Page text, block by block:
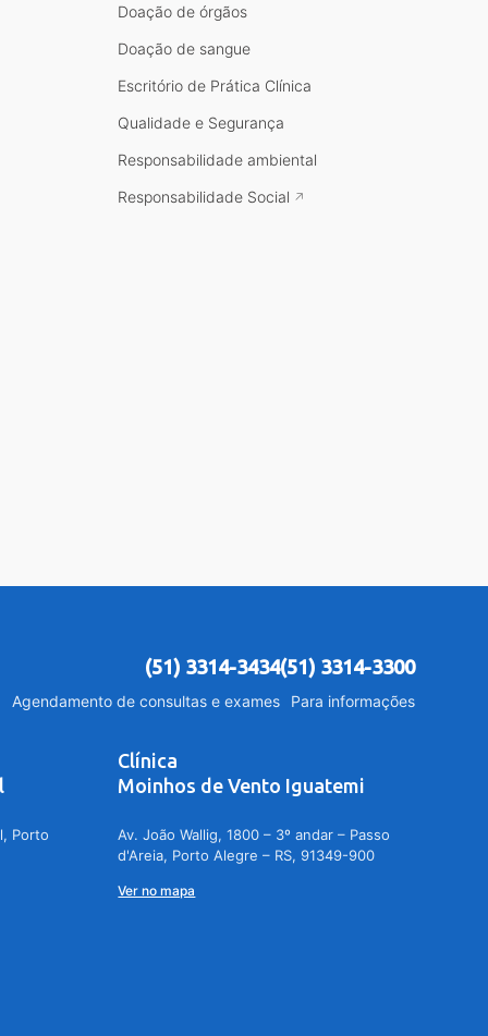
Doação de órgãos
Doação de sangue
Escritório de Prática Clínica
Qualidade e Segurança
Responsabilidade ambiental
Responsabilidade Social
(51) 3314-3434
Agendamento de consultas e exames
(51) 3314-3300
Para informações
Porto
Clínica
Moinhos de Vento Iguatemi
Av. João Wallig, 1800 – 3º andar – Passo
d'Areia, Porto Alegre – RS, 91349-900
Ver no mapa